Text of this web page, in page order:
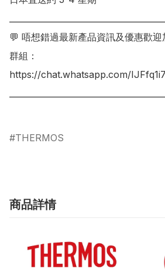
💬 唔想錯過最新產品資訊及優惠歡
群組：
https://chat.whatsapp.com/
THERMOS
商品詳情